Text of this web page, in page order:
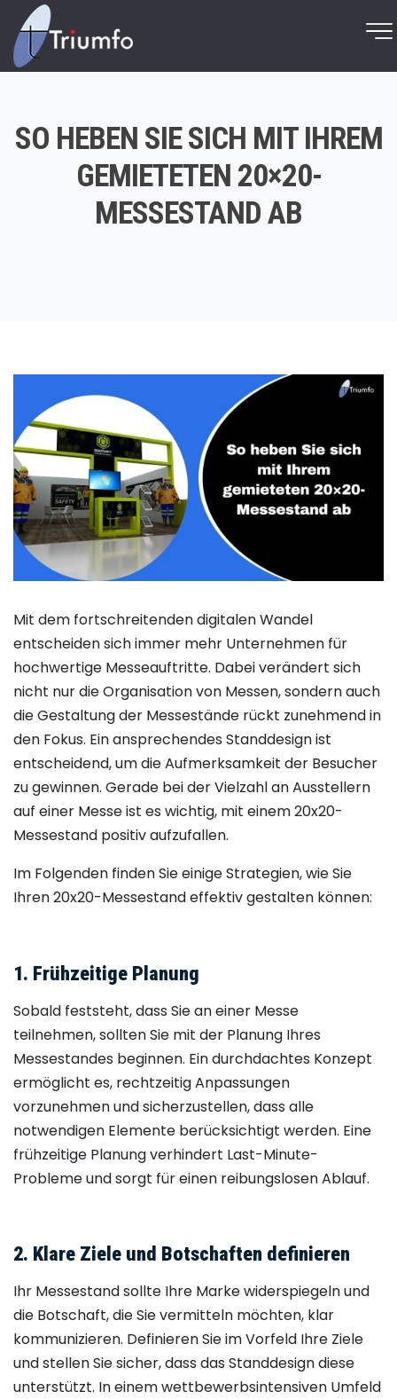
SO HEBEN SIE SICH MIT IHREM
GEMIETETEN 20×20-
MESSESTAND AB
Mit dem fortschreitenden digitalen Wandel
entscheiden sich immer mehr Unternehmen für
hochwertige Messeauftritte. Dabei verändert sich
nicht nur die Organisation von Messen, sondern auch
die Gestaltung der Messestände rückt zunehmend in
den Fokus. Ein ansprechendes Standdesign ist
entscheidend, um die Aufmerksamkeit der Besucher
zu gewinnen. Gerade bei der Vielzahl an Ausstellern
auf einer Messe ist es wichtig, mit einem 20x20-
Messestand positiv aufzufallen.​
Im Folgenden finden Sie einige Strategien, wie Sie
Ihren 20x20-Messestand effektiv gestalten können:
1. Frühzeitige Planung
Sobald feststeht, dass Sie an einer Messe
teilnehmen, sollten Sie mit der Planung Ihres
Messestandes beginnen. Ein durchdachtes Konzept
ermöglicht es, rechtzeitig Anpassungen
vorzunehmen und sicherzustellen, dass alle
notwendigen Elemente berücksichtigt werden. Eine
frühzeitige Planung verhindert Last-Minute-
Probleme und sorgt für einen reibungslosen Ablauf.​
2. Klare Ziele und Botschaften definieren
Ihr Messestand sollte Ihre Marke widerspiegeln und
die Botschaft, die Sie vermitteln möchten, klar
kommunizieren. Definieren Sie im Vorfeld Ihre Ziele
und stellen Sie sicher, dass das Standdesign diese
unterstützt. In einem wettbewerbsintensiven Umfeld